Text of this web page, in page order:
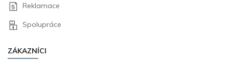
Reklamace
Spolupráce
ZÁKAZNÍCI